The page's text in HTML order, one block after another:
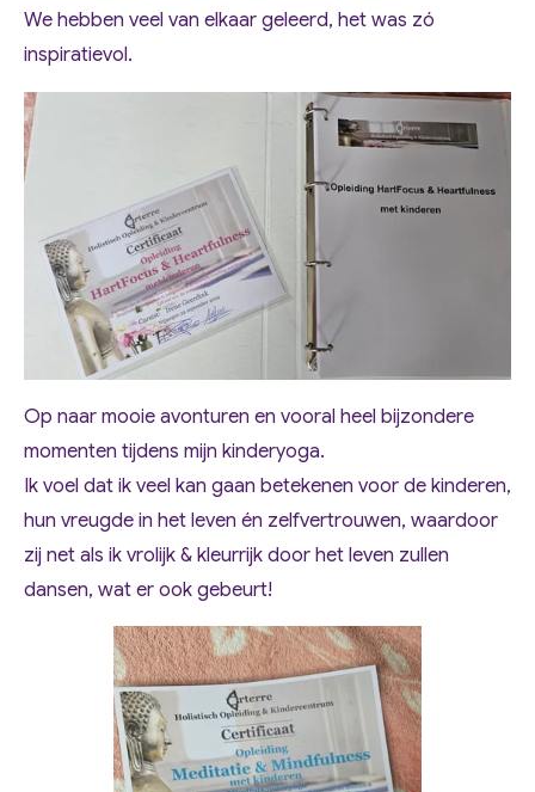
We hebben veel van elkaar geleerd, het was zó
inspiratievol.
Op naar mooie avonturen en vooral heel bijzondere
momenten tijdens mijn kinderyoga.
Ik voel dat ik veel kan gaan betekenen voor de kinderen,
hun vreugde in het leven én zelfvertrouwen, waardoor
zij net als ik vrolijk & kleurrijk door het leven zullen
dansen, wat er ook gebeurt!